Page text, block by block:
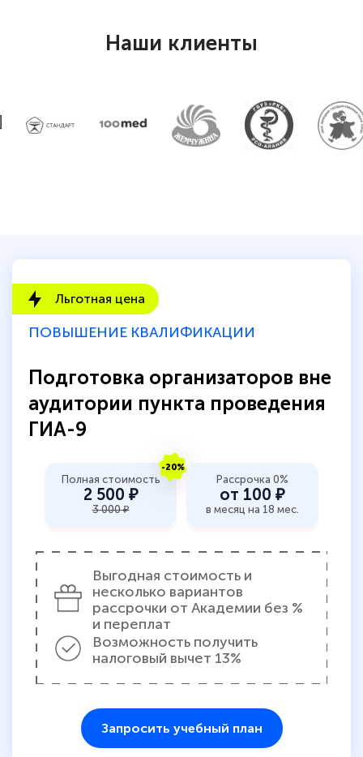
аттестации, проблем не возникло ни на
Наши клиенты
Льготная цена
ПОВЫШЕНИЕ КВАЛИФИКАЦИИ
Подготовка организаторов вне
аудитории пункта проведения
ГИА-9
-20%
Полная стоимость
2 500 ₽
3 000 ₽
Рассрочка 0%
от 100 ₽
в месяц на 18 мес.
Выгодная стоимость и
несколько вариантов
рассрочки от Академии без %
и переплат
Возможность получить
налоговый вычет 13%
Запросить учебный план